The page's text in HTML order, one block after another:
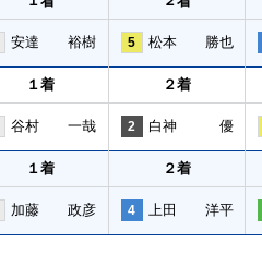
安達 裕樹 5 松本 勝也
１着 ２着
谷村 一哉 2 白神 優
１着 ２着
加藤 政彦 4 上田 洋平